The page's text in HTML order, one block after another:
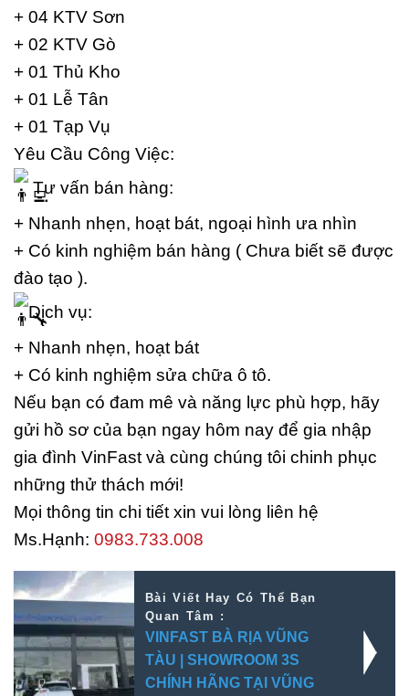
+ 04 KTV Sơn
+ 02 KTV Gò
+ 01 Thủ Kho
+ 01 Lễ Tân
+ 01 Tạp Vụ
Yêu Cầu Công Việc:
Tư vấn bán hàng:
+ Nhanh nhẹn, hoạt bát, ngoại hình ưa nhìn
+ Có kinh nghiệm bán hàng ( Chưa biết sẽ được
đào tạo ).
Dịch vụ:
+ Nhanh nhẹn, hoạt bát
+ Có kinh nghiệm sửa chữa ô tô.
Nếu bạn có đam mê và năng lực phù hợp, hãy
gửi hồ sơ của bạn ngay hôm nay để gia nhập
gia đình VinFast và cùng chúng tôi chinh phục
những thử thách mới!
Mọi thông tin chi tiết xin vui lòng liên hệ
Ms.Hạnh: 0983.733.008
Bài Viết Hay Có Thể Bạn
Quan Tâm :
VINFAST BÀ RỊA VŨNG
TÀU | SHOWROOM 3S
CHÍNH HÃNG TẠI VŨNG